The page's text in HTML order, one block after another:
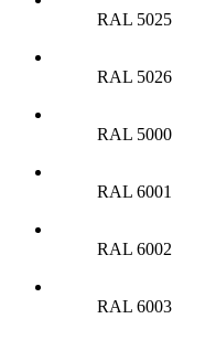
RAL 5025
RAL 5026
RAL 5000
RAL 6001
RAL 6002
RAL 6003